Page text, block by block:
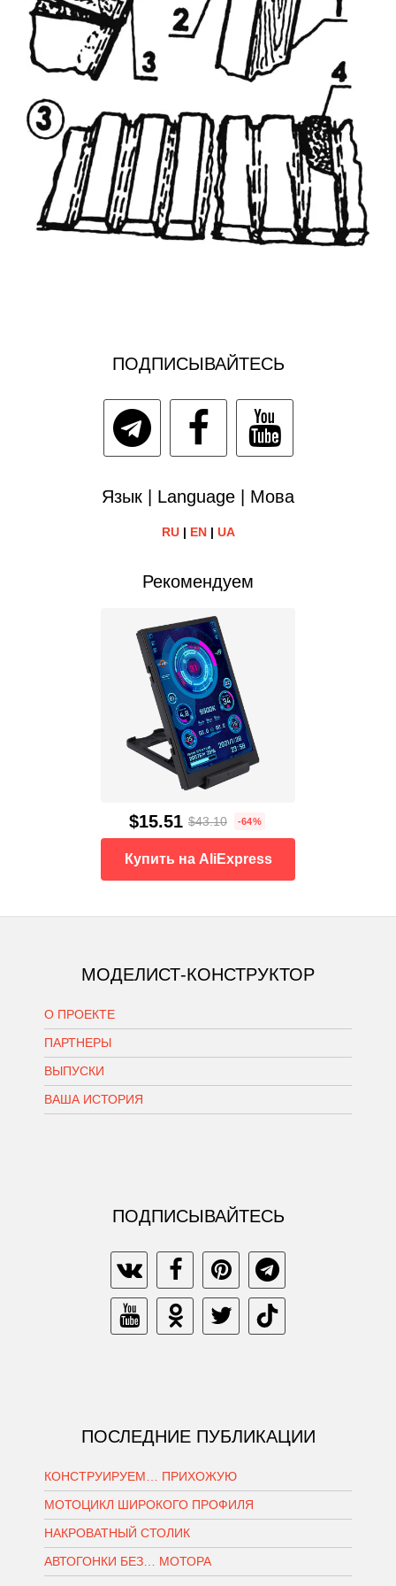
ПОДПИСЫВАЙТЕСЬ
Язык | Language | Мова
RU| EN| UA
Рекомендуем
$15.51 $43.10 -64%
Купить на AliExpress
МОДЕЛИСТ-КОНСТРУКТОР
О ПРОЕКТЕ
ПАРТНЕРЫ
ВЫПУСКИ
ВАША ИСТОРИЯ
ПОДПИСЫВАЙТЕСЬ
ПОСЛЕДНИЕ ПУБЛИКАЦИИ
КОНСТРУИРУЕМ… ПРИХОЖУЮ
МОТОЦИКЛ ШИРОКОГО ПРОФИЛЯ
НАКРОВАТНЫЙ СТОЛИК
АВТОГОНКИ БЕЗ… МОТОРА